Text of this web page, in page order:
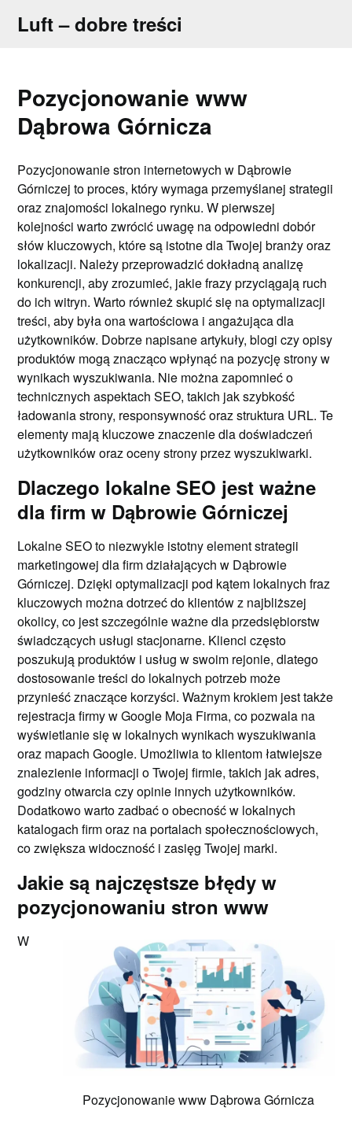
Luft – dobre treści
Pozycjonowanie www
Dąbrowa Górnicza
Pozycjonowanie stron internetowych w Dąbrowie
Górniczej to proces, który wymaga przemyślanej strategii
oraz znajomości lokalnego rynku. W pierwszej
kolejności warto zwrócić uwagę na odpowiedni dobór
słów kluczowych, które są istotne dla Twojej branży oraz
lokalizacji. Należy przeprowadzić dokładną analizę
konkurencji, aby zrozumieć, jakie frazy przyciągają ruch
do ich witryn. Warto również skupić się na optymalizacji
treści, aby była ona wartościowa i angażująca dla
użytkowników. Dobrze napisane artykuły, blogi czy opisy
produktów mogą znacząco wpłynąć na pozycję strony w
wynikach wyszukiwania. Nie można zapomnieć o
technicznych aspektach SEO, takich jak szybkość
ładowania strony, responsywność oraz struktura URL. Te
elementy mają kluczowe znaczenie dla doświadczeń
użytkowników oraz oceny strony przez wyszukiwarki.
Dlaczego lokalne SEO jest ważne
dla firm w Dąbrowie Górniczej
Lokalne SEO to niezwykle istotny element strategii
marketingowej dla firm działających w Dąbrowie
Górniczej. Dzięki optymalizacji pod kątem lokalnych fraz
kluczowych można dotrzeć do klientów z najbliższej
okolicy, co jest szczególnie ważne dla przedsiębiorstw
świadczących usługi stacjonarne. Klienci często
poszukują produktów i usług w swoim rejonie, dlatego
dostosowanie treści do lokalnych potrzeb może
przynieść znaczące korzyści. Ważnym krokiem jest także
rejestracja firmy w Google Moja Firma, co pozwala na
wyświetlanie się w lokalnych wynikach wyszukiwania
oraz mapach Google. Umożliwia to klientom łatwiejsze
znalezienie informacji o Twojej firmie, takich jak adres,
godziny otwarcia czy opinie innych użytkowników.
Dodatkowo warto zadbać o obecność w lokalnych
katalogach firm oraz na portalach społecznościowych,
co zwiększa widoczność i zasięg Twojej marki.
Jakie są najczęstsze błędy w
pozycjonowaniu stron www
Pozycjonowanie www Dąbrowa Górnicza
W